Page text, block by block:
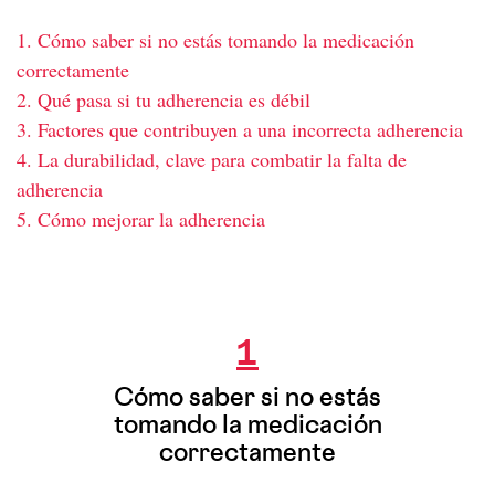
Menopausia y VIH
A los 40
1. Cómo saber si no estás tomando la medicación
correctamente
2. Qué pasa si tu adherencia es débil
3. Factores que contribuyen a una incorrecta adherencia
4. La durabilidad, clave para combatir la falta de
adherencia
5. Cómo mejorar la adherencia
1
Cómo saber si no estás
tomando la medicación
correctamente